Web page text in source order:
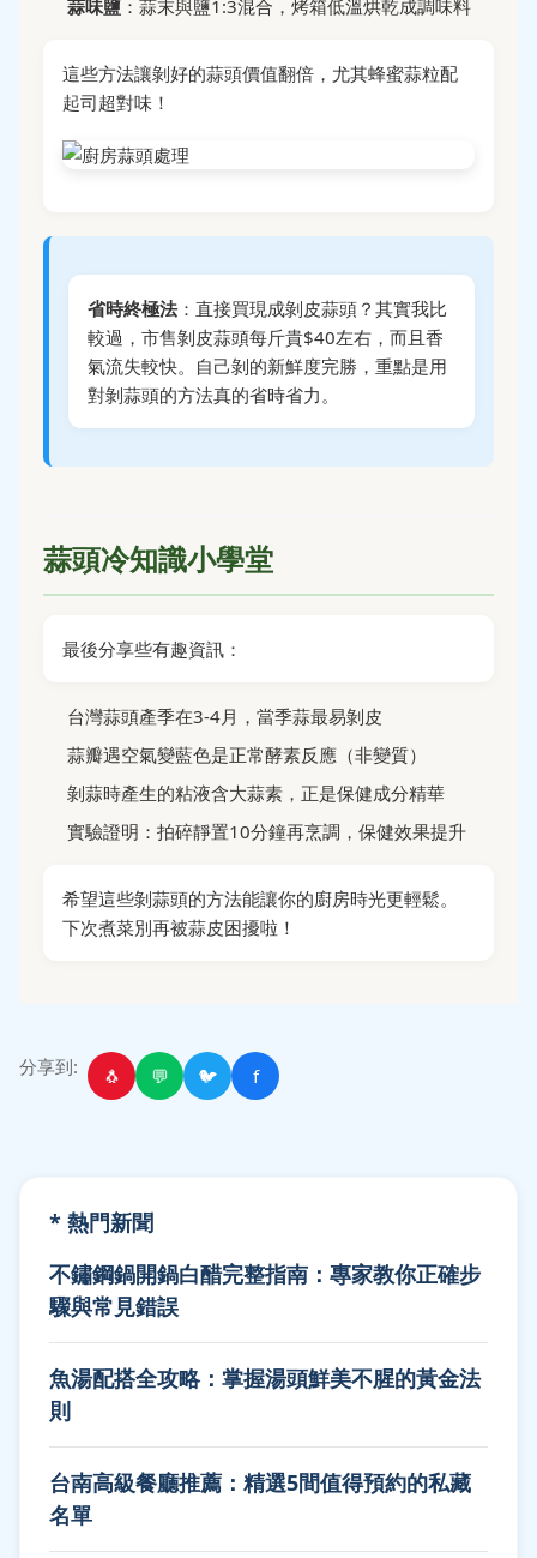
蒜味鹽 ：蒜末與鹽1:3混合，烤箱低溫烘乾成調味料
這些方法讓剝好的蒜頭價值翻倍，尤其蜂蜜蒜粒配
起司超對味！
省時終極法：直接買現成剝皮蒜頭？其實我比
較過，市售剝皮蒜頭每斤貴$40左右，而且香
氣流失較快。自己剝的新鮮度完勝，重點是用
對剝蒜頭的方法真的省時省力。
蒜頭冷知識小學堂
最後分享些有趣資訊：
台灣蒜頭產季在3-4月，當季蒜最易剝皮
蒜瓣遇空氣變藍色是正常酵素反應（非變質）
剝蒜時產生的粘液含大蒜素，正是保健成分精華
實驗證明：拍碎靜置10分鐘再烹調，保健效果提升
希望這些剝蒜頭的方法能讓你的廚房時光更輕鬆。
下次煮菜別再被蒜皮困擾啦！
分享到: 🐧 💬 🐦 f
* 熱門新聞
不鏽鋼鍋開鍋白醋完整指南：專家教你正確步
驟與常見錯誤
魚湯配搭全攻略：掌握湯頭鮮美不腥的黃金法
則
台南高級餐廳推薦：精選5間值得預約的私藏
名單